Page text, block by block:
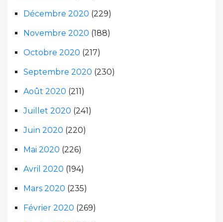
Décembre 2020 (229)
Novembre 2020 (188)
Octobre 2020 (217)
Septembre 2020 (230)
Août 2020 (211)
Juillet 2020 (241)
Juin 2020 (220)
Mai 2020 (226)
Avril 2020 (194)
Mars 2020 (235)
Février 2020 (269)